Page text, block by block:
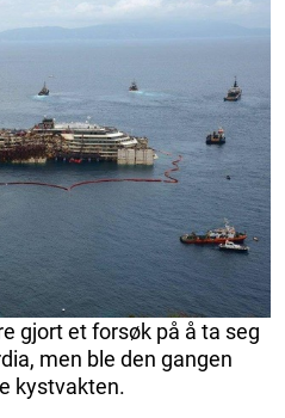
gjort et forsøk på å ta seg
men ble den gangen
kystvakten.